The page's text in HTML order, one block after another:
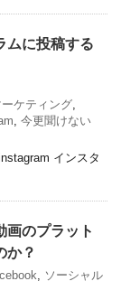
ムに投稿する
ケティング,
, 今更聞けない
インスタ
のプラット
か？
, ソーシャル